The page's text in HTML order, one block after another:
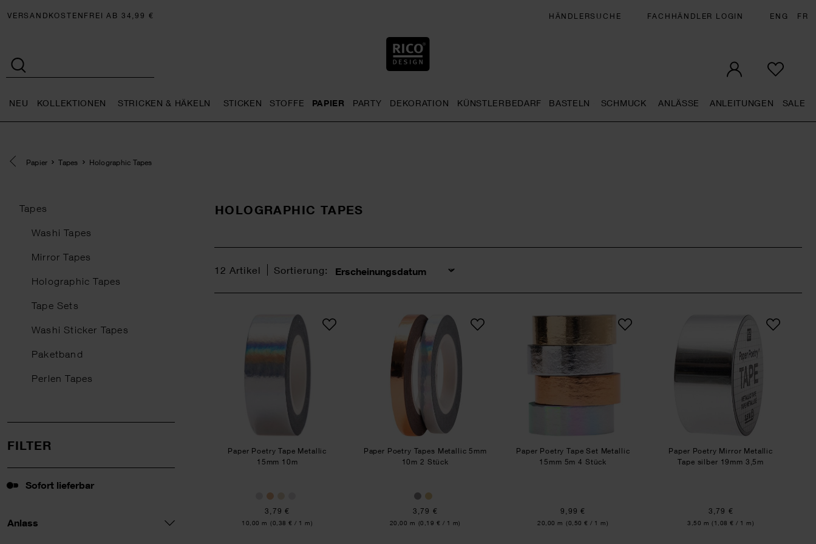
VERSANDKOSTENFREI AB 34,99 € HÄNDLERSUCHE FACHHÄNDLER LOGIN ENG FR
NEU KOLLEKTIONEN STRICKEN & HÄKELN STICKEN STOFFE PAPIER PARTY DEKORATION KÜNSTLERBEDARF BASTELN SCHMUCK ANLÄSSE ANLEITUNGEN SALE
Eine Kategorie zurück navigieren
Papier Tapes Holographic Tapes
Tapes
Washi Tapes
Mirror Tapes
Holographic Tapes
Tape Sets
Washi Sticker Tapes
Paketband
Perlen Tapes
FILTER
Sofort lieferbar
Sofort lieferbar
Anlass
HOLOGRAPHIC TAPES
12 Artikel Sortierung:
Sortierung
Paper Poetry Tape Metallic 15mm 10m
Paper Poetry Tape Metallic
15mm 10m
3,79 €
Inhalt:
10,00 m (0,38 € / 1 m)
Paper Poetry Tapes Metallic 5mm 10m 2 Stück
Paper Poetry Tapes Metallic 5mm
10m 2 Stück
3,79 €
Inhalt:
20,00 m (0,19 € / 1 m)
Paper Poetry Tape Set Metallic 15mm 5m 4 Stück
Paper Poetry Tape Set Metallic
15mm 5m 4 Stück
9,99 €
Inhalt:
20,00 m (0,50 € / 1 m)
Paper Poetry Mirror
Paper Poetry Mirror Metallic
Tape silber 19mm 3,5m
3,79 €
Inhalt:
3,50 m (1,08 € / 1 m)